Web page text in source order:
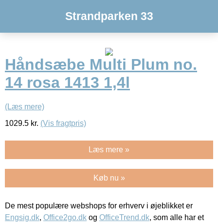
Strandparken 33
Håndsæbe Multi Plum no.
14 rosa 1413 1,4l
(Læs mere)
1029.5 kr. (Vis fragtpris)
Læs mere »
Køb nu »
De mest populære webshops for erhverv i øjeblikket er
Engsig.dk, Office2go.dk og OfficeTrend.dk, som alle har et